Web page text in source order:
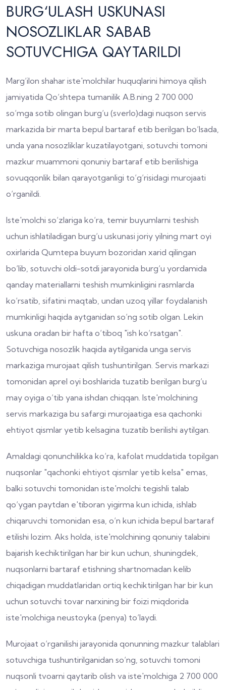
BURG‘ULASH USKUNASI
NOSOZLIKLAR SABAB
SOTUVCHIGA QAYTARILDI
Marg‘ilon shahar iste'molchilar huquqlarini himoya qilish
jamiyatida Qo‘shtepa tumanilik A.B.ning 2 700 000
so‘mga sotib olingan burg‘u (sverlo)dagi nuqson servis
markazida bir marta bepul bartaraf etib berilgan bo‘lsada,
unda yana nosozliklar kuzatilayotgani, sotuvchi tomoni
mazkur muammoni qonuniy bartaraf etib berilishiga
sovuqqonlik bilan qarayotganligi to‘g‘risidagi murojaati
o‘rganildi.
Iste'molchi so‘zlariga ko‘ra, temir buyumlarni teshish
uchun ishlatiladigan burg‘u uskunasi joriy yilning mart oyi
oxirlarida Qumtepa buyum bozoridan xarid qilingan
bo‘lib, sotuvchi oldi-sotdi jarayonida burg‘u yordamida
qanday materiallarni teshish mumkinligini rasmlarda
ko‘rsatib, sifatini maqtab, undan uzoq yillar foydalanish
mumkinligi haqida aytganidan so‘ng sotib olgan. Lekin
uskuna oradan bir hafta o‘tiboq "ish ko‘rsatgan".
Sotuvchiga nosozlik haqida aytilganida unga servis
markaziga murojaat qilish tushuntirilgan. Servis markazi
tomonidan aprel oyi boshlarida tuzatib berilgan burg‘u
may oyiga o‘tib yana ishdan chiqqan. Iste'molchining
servis markaziga bu safargi murojaatiga esa qachonki
ehtiyot qismlar yetib kelsagina tuzatib berilishi aytilgan.
Amaldagi qonunchilikka ko‘ra, kafolat muddatida topilgan
nuqsonlar "qachonki ehtiyot qismlar yetib kelsa" emas,
balki sotuvchi tomonidan iste'molchi tegishli talab
qo‘ygan paytdan e'tiboran yigirma kun ichida, ishlab
chiqaruvchi tomonidan esa, o‘n kun ichida bepul bartaraf
etilishi lozim. Aks holda, iste'molchining qonuniy talabini
bajarish kechiktirilgan har bir kun uchun, shuningdek,
nuqsonlarni bartaraf etishning shartnomadan kelib
chiqadigan muddatlaridan ortiq kechiktirilgan har bir kun
uchun sotuvchi tovar narxining bir foizi miqdorida
iste'molchiga neustoyka (penya) to‘laydi.
Murojaat o‘rganilishi jarayonida qonunning mazkur talablari
sotuvchiga tushuntirilganidan so‘ng, sotuvchi tomoni
nuqsonli tvoarni qaytarib olish va iste'molchiga 2 700 000